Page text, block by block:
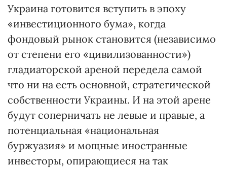
Украина готовится вступить в эпоху
«инвестиционного бума», когда
фондовый рынок становится (независимо
от степени его «цивилизованности»)
гладиаторской ареной передела самой
что ни на есть основной, стратегической
собственности Украины. И на этой арене
будут соперничать не левые и правые, а
потенциальная «национальная
буржуазия» и мощные иностранные
инвесторы, опирающиеся на так